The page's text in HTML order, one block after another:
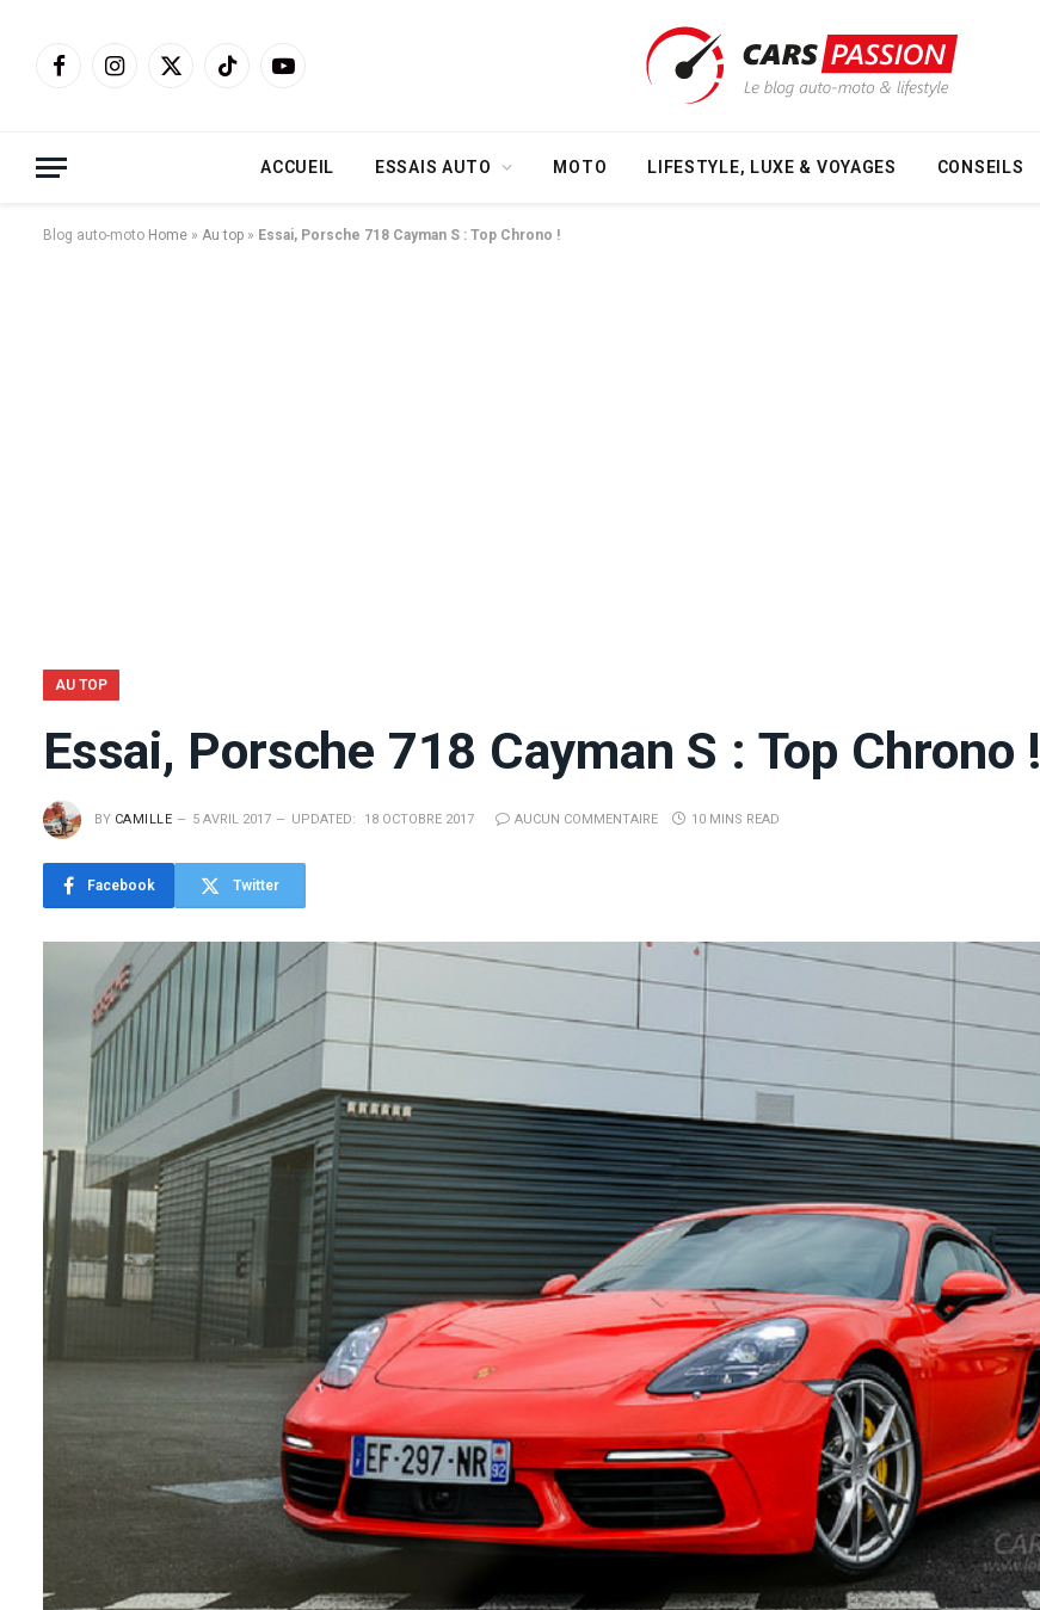
FacebookInstagram
X
TikTokYouTube
ACCUEIL ESSAIS AUTO MOTO LIFESTYLE, LUXE & VOYAGES CONSEILS
Blog auto-moto Home » Au top » Essai, Porsche 718 Cayman S : Top Chrono !
AU TOP
Essai, Porsche 718 Cayman S : Top Chrono !
BY CAMILLE 5 AVRIL 2017 UPDATED: 18 OCTOBRE 2017 AUCUN COMMENTAIRE 10 MINS READ
Facebook Twitter